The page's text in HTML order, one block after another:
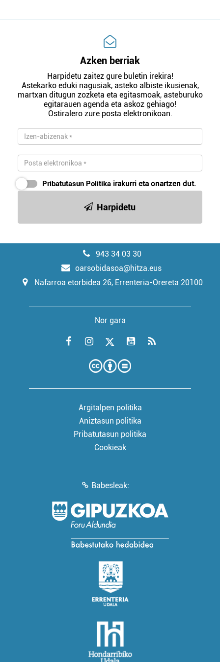
Azken berriak
Harpidetu zaitez gure buletin irekira!
Astekarko eduki nagusiak, asteko albiste ikusienak,
martxan ditugun zozketa eta egitasmoak, asteburuko
egitarauen agenda eta askoz gehiago!
Ostiralero zure posta elektronikoan.
Pribatutasun Politika irakurri eta onartzen dut.
Harpidetu
943 34 03 30
oarsobidasoa@hitza.eus
Nafarroa etorbidea 26, Errenteria-Orereta 20100
Nor gara
Argitalpen politika
Aniztasun politika
Pribatutasun politika
Cookieak
Babesleak: